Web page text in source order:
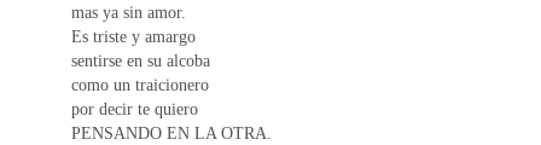
mas ya sin amor.
Es triste y amargo
sentirse en su alcoba
como un traicionero
por decir te quiero
PENSANDO EN LA OTRA.